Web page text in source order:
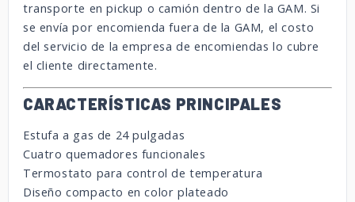
transporte en pickup o camión dentro de la GAM. Si
se envía por encomienda fuera de la GAM, el costo
del servicio de la empresa de encomiendas lo cubre
el cliente directamente.
CARACTERÍSTICAS PRINCIPALES
Estufa a gas de 24 pulgadas
Cuatro quemadores funcionales
Termostato para control de temperatura
Diseño compacto en color plateado